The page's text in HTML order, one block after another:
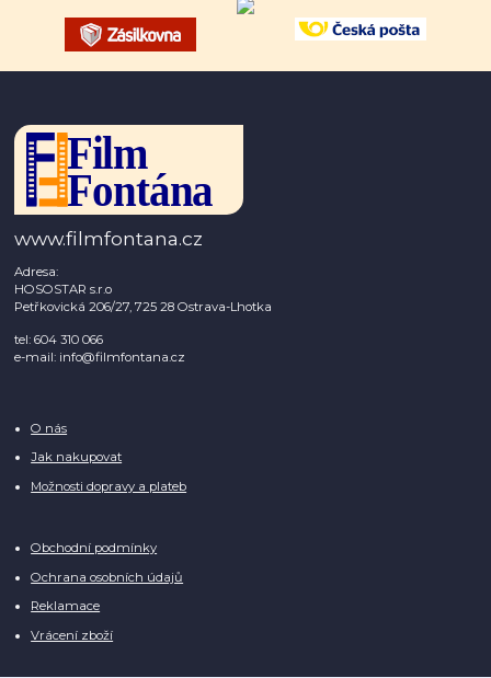
www.filmfontana.cz
Adresa:
HOSOSTAR s.r.o
Petřkovická 206/27, 725 28 Ostrava-Lhotka
tel: 604 310 066
e-mail: info@filmfontana.cz
O nás
Jak nakupovat
Možnosti dopravy a plateb
Obchodní podmínky
Ochrana osobních údajů
Reklamace
Vrácení zboží